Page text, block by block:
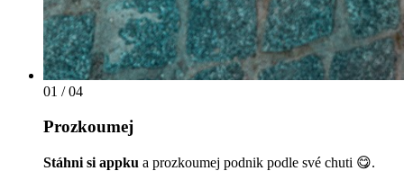
01 / 04
Prozkoumej
Stáhni si appku a prozkoumej podnik podle své chuti 😋.